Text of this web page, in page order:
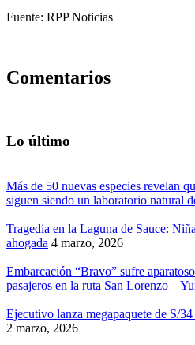
Fuente: RPP Noticias
Comentarios
Lo último
Más de 50 nuevas especies revelan
siguen siendo un laboratorio natural
Tragedia en la Laguna de Sauce:
ahogada 4 marzo, 2026
Embarcación “Bravo” sufre
pasajeros en la ruta San Lorenzo –
Ejecutivo lanza megapaquete de S/
2 marzo, 2026